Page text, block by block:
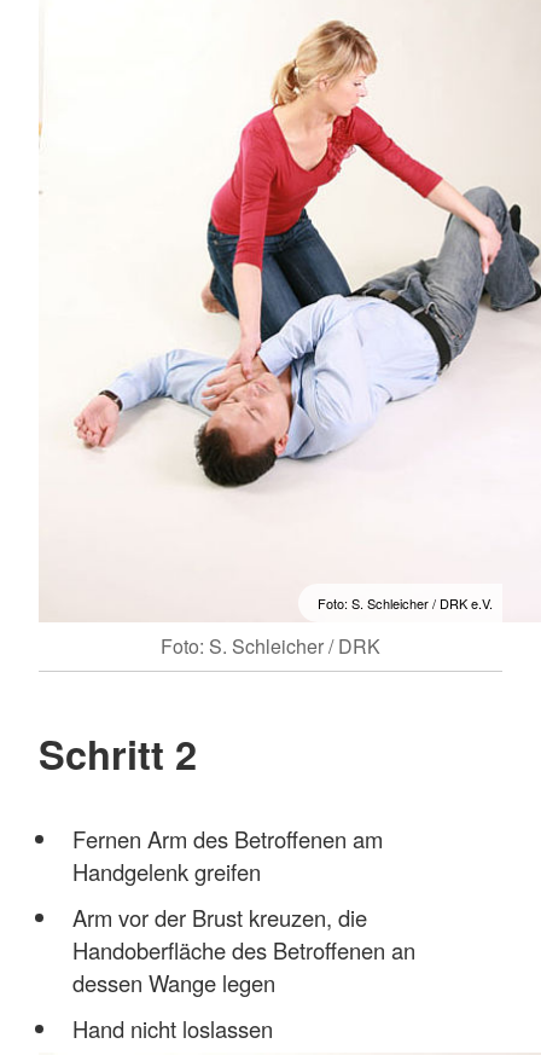
Foto: S. Schleicher / DRK e.V.
Foto: S. Schleicher / DRK
Schritt 2
Fernen Arm des Betroffenen am
Handgelenk greifen
Arm vor der Brust kreuzen, die
Handoberfläche des Betroffenen an
dessen Wange legen
Hand nicht loslassen